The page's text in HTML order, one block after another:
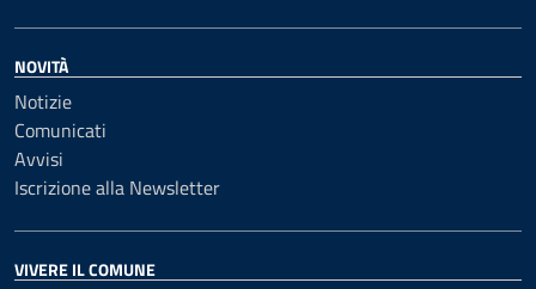
NOVITÀ
Notizie
Comunicati
Avvisi
Iscrizione alla Newsletter
VIVERE IL COMUNE